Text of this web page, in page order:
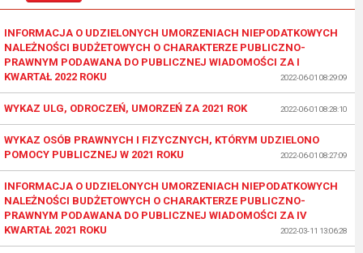
INFORMACJA O UDZIELONYCH UMORZENIACH NIEPODATKOWYCH
NALEŻNOŚCI BUDŻETOWYCH O CHARAKTERZE PUBLICZNO-
PRAWNYM PODAWANA DO PUBLICZNEJ WIADOMOŚCI ZA I
KWARTAŁ 2022 ROKU
2022-06-01 08:29:09
WYKAZ ULG, ODROCZEŃ, UMORZEŃ ZA 2021 ROK 2022-06-01 08:28:10
WYKAZ OSÓB PRAWNYCH I FIZYCZNYCH, KTÓRYM UDZIELONO
POMOCY PUBLICZNEJ W 2021 ROKU
2022-06-01 08:27:09
INFORMACJA O UDZIELONYCH UMORZENIACH NIEPODATKOWYCH
NALEŻNOŚCI BUDŻETOWYCH O CHARAKTERZE PUBLICZNO-
PRAWNYM PODAWANA DO PUBLICZNEJ WIADOMOŚCI ZA IV
KWARTAŁ 2021 ROKU
2022-03-11 13:06:28